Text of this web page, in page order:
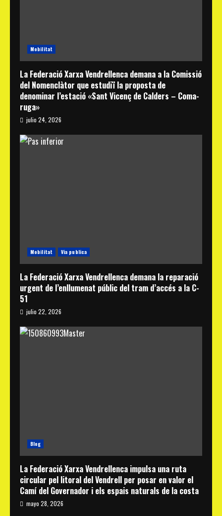
Mobilitat
La Federació Xarxa Vendrellenca demana a la Comissió
del Nomenclàtor que estudiï la proposta de
denominar l’estació «Sant Vicenç de Calders – Coma-
ruga»
julio 24, 2026
Mobilitat Via publica
La Federació Xarxa Vendrellenca demana la reparació
urgent de l’enllumenat públic del tram d’accés a la C-
51
julio 22, 2026
Blog
La Federació Xarxa Vendrellenca impulsa una ruta
circular pel litoral del Vendrell per posar en valor el
Camí del Governador i els espais naturals de la costa
mayo 28, 2026